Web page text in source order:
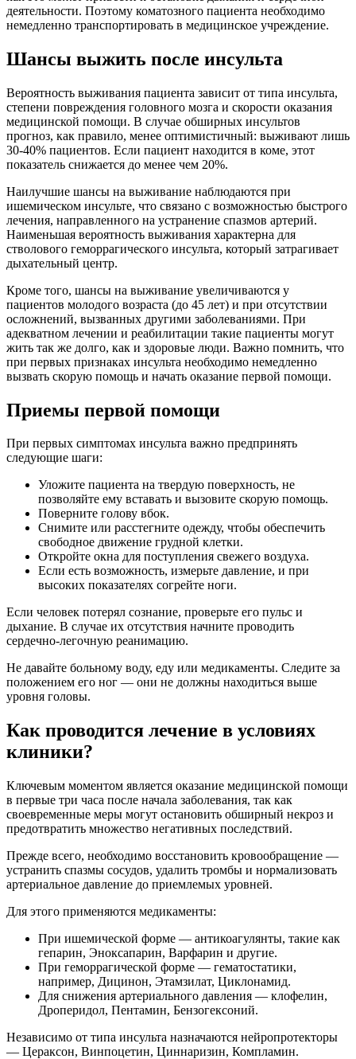
деятельности. Поэтому коматозного пациента необходимо
немедленно транспортировать в медицинское учреждение.
Шансы выжить после инсульта
Вероятность выживания пациента зависит от типа инсульта,
степени повреждения головного мозга и скорости оказания
медицинской помощи. В случае обширных инсультов
прогноз, как правило, менее оптимистичный: выживают лишь
30-40% пациентов. Если пациент находится в коме, этот
показатель снижается до менее чем 20%.
Наилучшие шансы на выживание наблюдаются при
ишемическом инсульте, что связано с возможностью быстрого
лечения, направленного на устранение спазмов артерий.
Наименьшая вероятность выживания характерна для
стволового геморрагического инсульта, который затрагивает
дыхательный центр.
Кроме того, шансы на выживание увеличиваются у
пациентов молодого возраста (до 45 лет) и при отсутствии
осложнений, вызванных другими заболеваниями. При
адекватном лечении и реабилитации такие пациенты могут
жить так же долго, как и здоровые люди. Важно помнить, что
при первых признаках инсульта необходимо немедленно
вызвать скорую помощь и начать оказание первой помощи.
Приемы первой помощи
При первых симптомах инсульта важно предпринять
следующие шаги:
Уложите пациента на твердую поверхность, не
позволяйте ему вставать и вызовите скорую помощь.
Поверните голову вбок.
Снимите или расстегните одежду, чтобы обеспечить
свободное движение грудной клетки.
Откройте окна для поступления свежего воздуха.
Если есть возможность, измерьте давление, и при
высоких показателях согрейте ноги.
Если человек потерял сознание, проверьте его пульс и
дыхание. В случае их отсутствия начните проводить
сердечно-легочную реанимацию.
Не давайте больному воду, еду или медикаменты. Следите за
положением его ног — они не должны находиться выше
уровня головы.
Как проводится лечение в условиях
клиники?
Ключевым моментом является оказание медицинской помощи
в первые три часа после начала заболевания, так как
своевременные меры могут остановить обширный некроз и
предотвратить множество негативных последствий.
Прежде всего, необходимо восстановить кровообращение —
устранить спазмы сосудов, удалить тромбы и нормализовать
артериальное давление до приемлемых уровней.
Для этого применяются медикаменты:
При ишемической форме — антикоагулянты, такие как
гепарин, Эноксапарин, Варфарин и другие.
При геморрагической форме — гематостатики,
например, Дицинон, Этамзилат, Циклонамид.
Для снижения артериального давления — клофелин,
Дроперидол, Пентамин, Бензогексоний.
Независимо от типа инсульта назначаются нейропротекторы
— Цераксон, Винпоцетин, Циннаризин, Компламин.